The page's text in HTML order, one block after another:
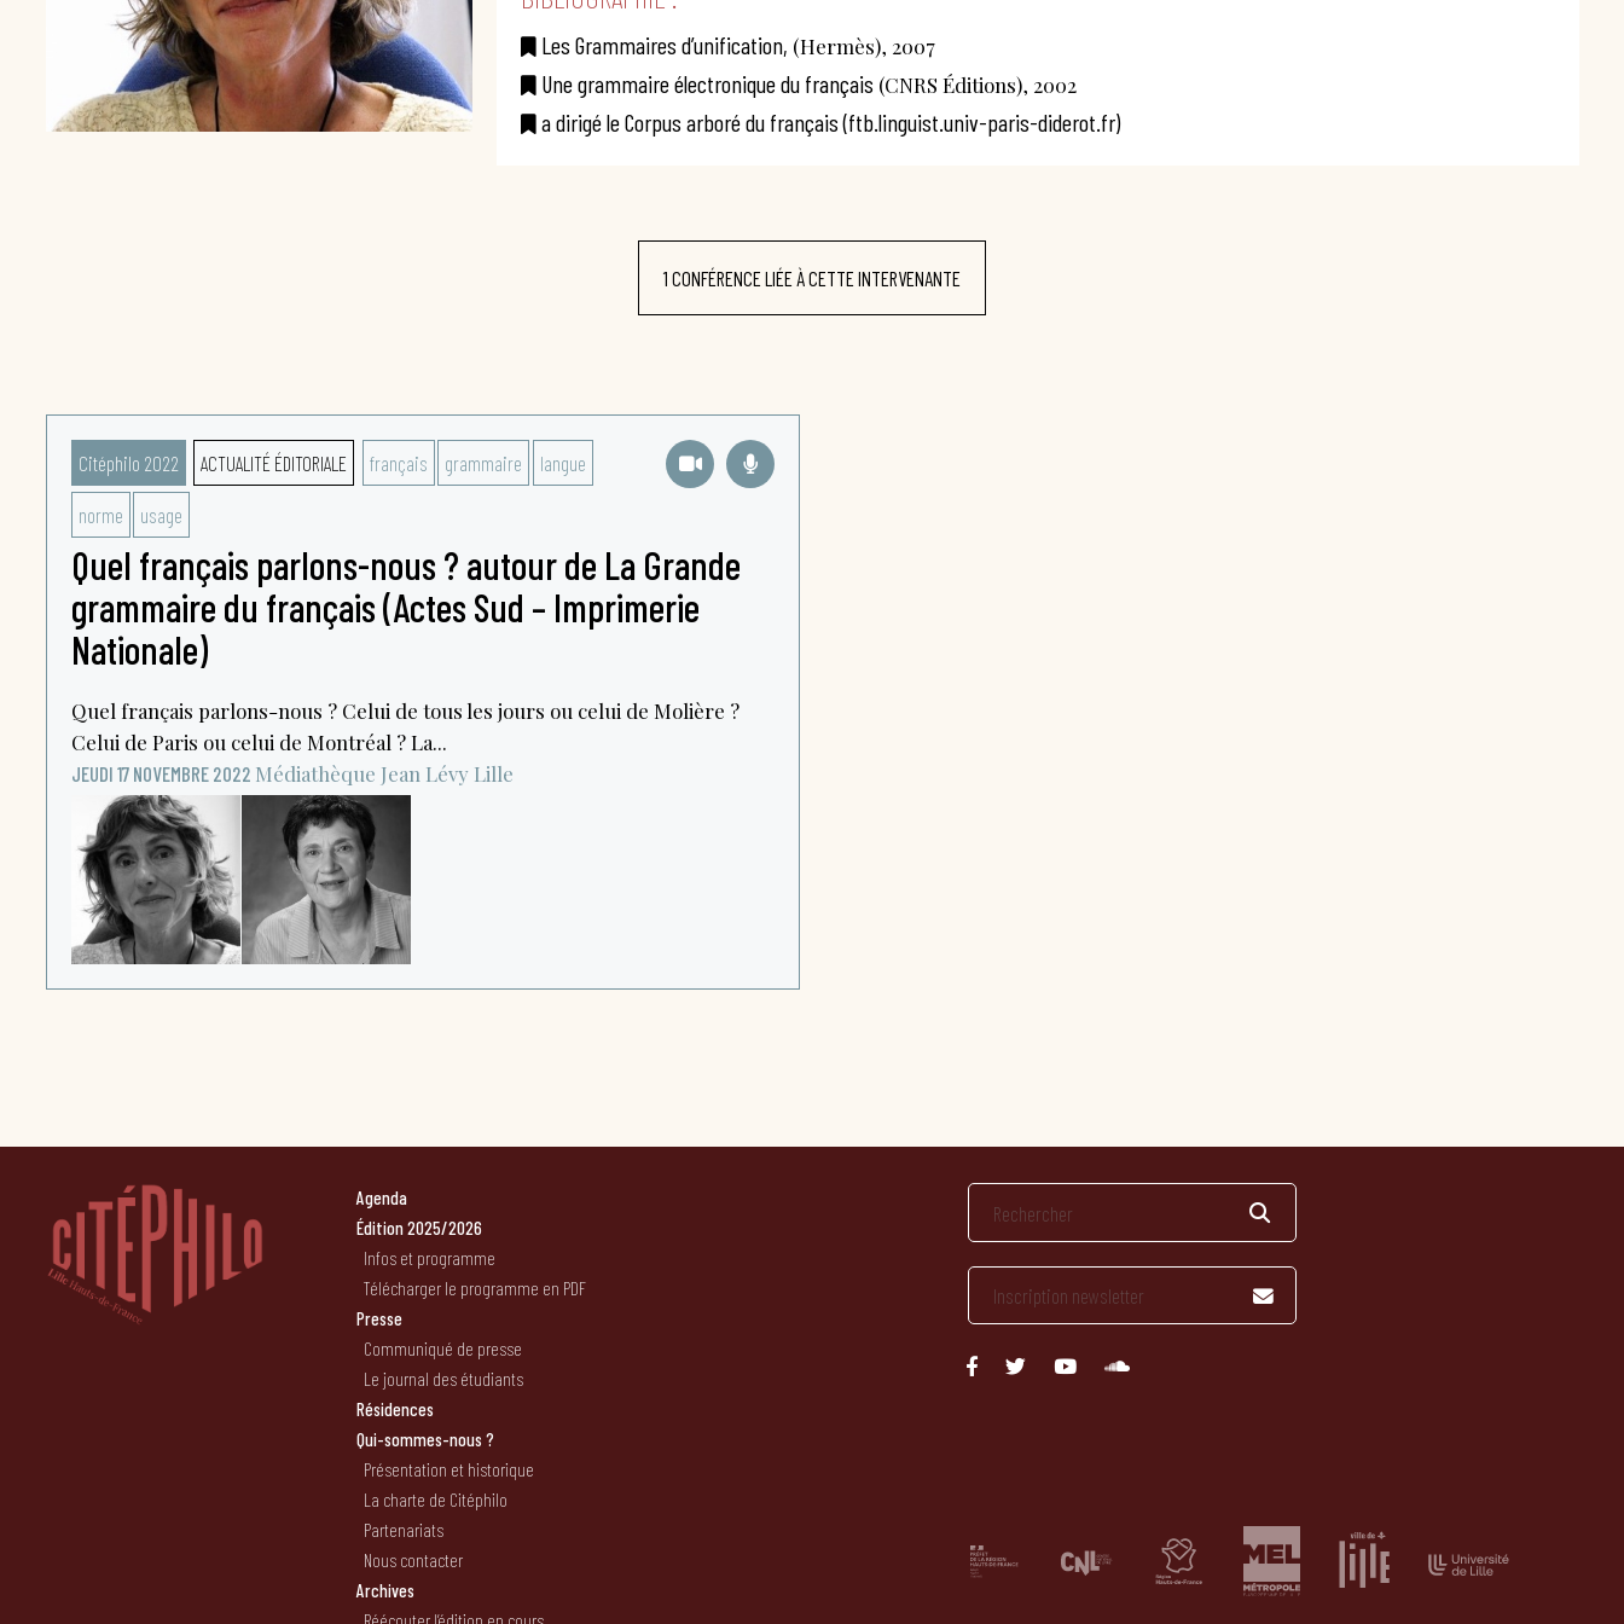
Les Grammaires d’unification, (Hermès), 2007
Une grammaire électronique du français (CNRS Éditions), 2002
a dirigé le Corpus arboré du français (ftb.linguist.univ-paris-diderot.fr)
1 CONFÉRENCE LIÉE À CETTE INTERVENANTE
Citéphilo 2022 ACTUALITÉ ÉDITORIALE français grammaire langue
norme usage
Quel français parlons-nous ? autour de La Grande
grammaire du français (Actes Sud – Imprimerie
Nationale)
Quel français parlons-nous ? Celui de tous les jours ou celui de Molière ?
Celui de Paris ou celui de Montréal ? La...
JEUDI 17 NOVEMBRE 2022 Médiathèque Jean Lévy Lille
Agenda
Édition 2025/2026
Infos et programme
Télécharger le programme en PDF
Presse
Communiqué de presse
Le journal des étudiants
Résidences
Qui-sommes-nous ?
Présentation et historique
La charte de Citéphilo
Partenariats
Nous contacter
Archives